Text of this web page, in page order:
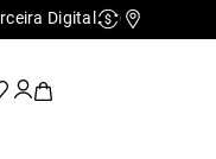
Digital Cashback